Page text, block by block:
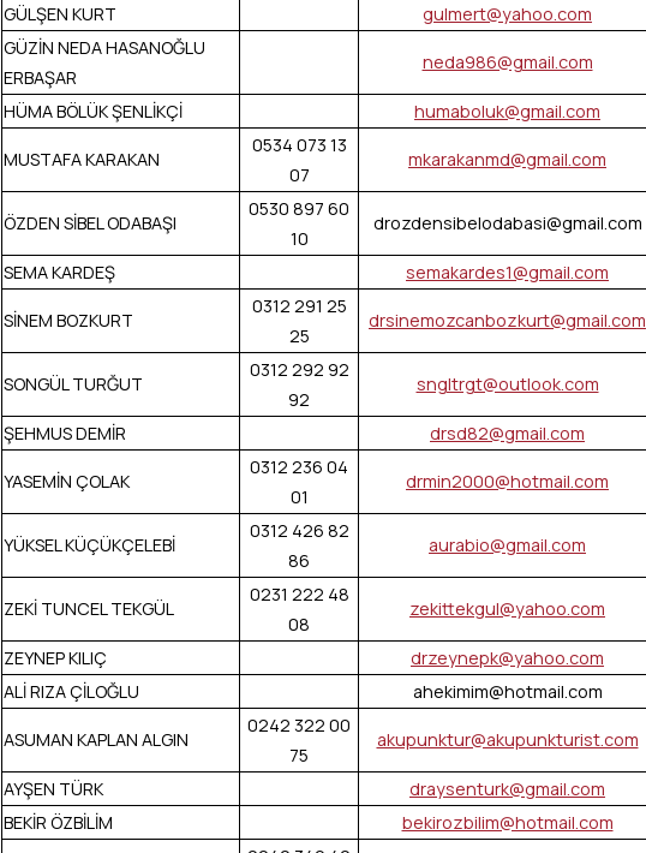
GÜLŞEN KURT gulmert@yahoo.com
GÜZİN NEDA HASANOĞLU
ERBAŞAR
neda986@gmail.com
HÜMA BÖLÜK ŞENLİKÇİ humaboluk@gmail.com
MUSTAFA KARAKAN
0534 073 13
07
mkarakanmd@gmail.com
ÖZDEN SİBEL ODABAŞI
0530 897 60
10
drozdensibelodabasi@gmail.com
SEMA KARDEŞ semakardes1@gmail.com
SİNEM BOZKURT
0312 291 25
25
drsinemozcanbozkurt@gmail.com
SONGÜL TURĞUT
0312 292 92
92
sngltrgt@outlook.com
ŞEHMUS DEMİR drsd82@gmail.com
YASEMİN ÇOLAK
0312 236 04
01
drmin2000@hotmail.com
YÜKSEL KÜÇÜKÇELEBİ
0312 426 82
86
aurabio@gmail.com
ZEKİ TUNCEL TEKGÜL
0231 222 48
08
zekittekgul@yahoo.com
ZEYNEP KILIÇ drzeynepk@yahoo.com
ALİ RIZA ÇİLOĞLU
ahekimim@hotmail.com
ASUMAN KAPLAN ALGIN
0242 322 00
75
akupunktur@akupunkturist.com
AYŞEN TÜRK draysenturk@gmail.com
BEKİR ÖZBİLİM
bekirozbilim@hotmail.com